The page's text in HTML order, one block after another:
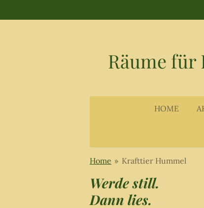
Hauptinhalt
Räume
HOME
Home » Krafttier Hummel
Werde still.
Dann lies.